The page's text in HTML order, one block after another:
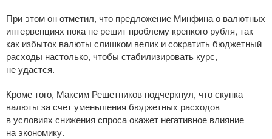
При этом он отметил, что предложение Минфина о валютных
интервенциях пока не решит проблему крепкого рубля, так
как избыток валюты слишком велик и сократить бюджетный
расходы настолько, чтобы стабилизировать курс,
не удастся.
Кроме того, Максим Решетников подчеркнул, что скупка
валюты за счет уменьшения бюджетных расходов
в условиях снижения спроса окажет негативное влияние
на экономику.